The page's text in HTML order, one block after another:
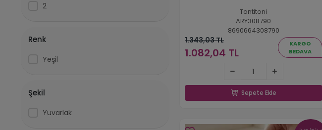
2
Renk
Yeşil
Şekil
Yuvarlak
Tantitoni
ARY308790
8690664308790
1.343,03 TL
1.082,04 TL
KARGO
BEDAVA
Sepete Ekle